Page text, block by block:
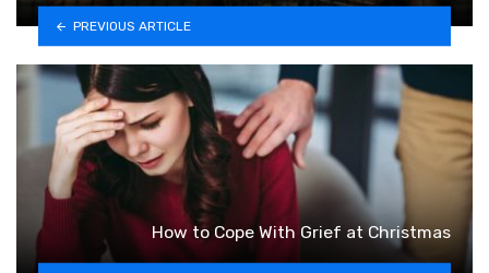
PREVIOUS ARTICLE
How to Cope With Grief at Christmas